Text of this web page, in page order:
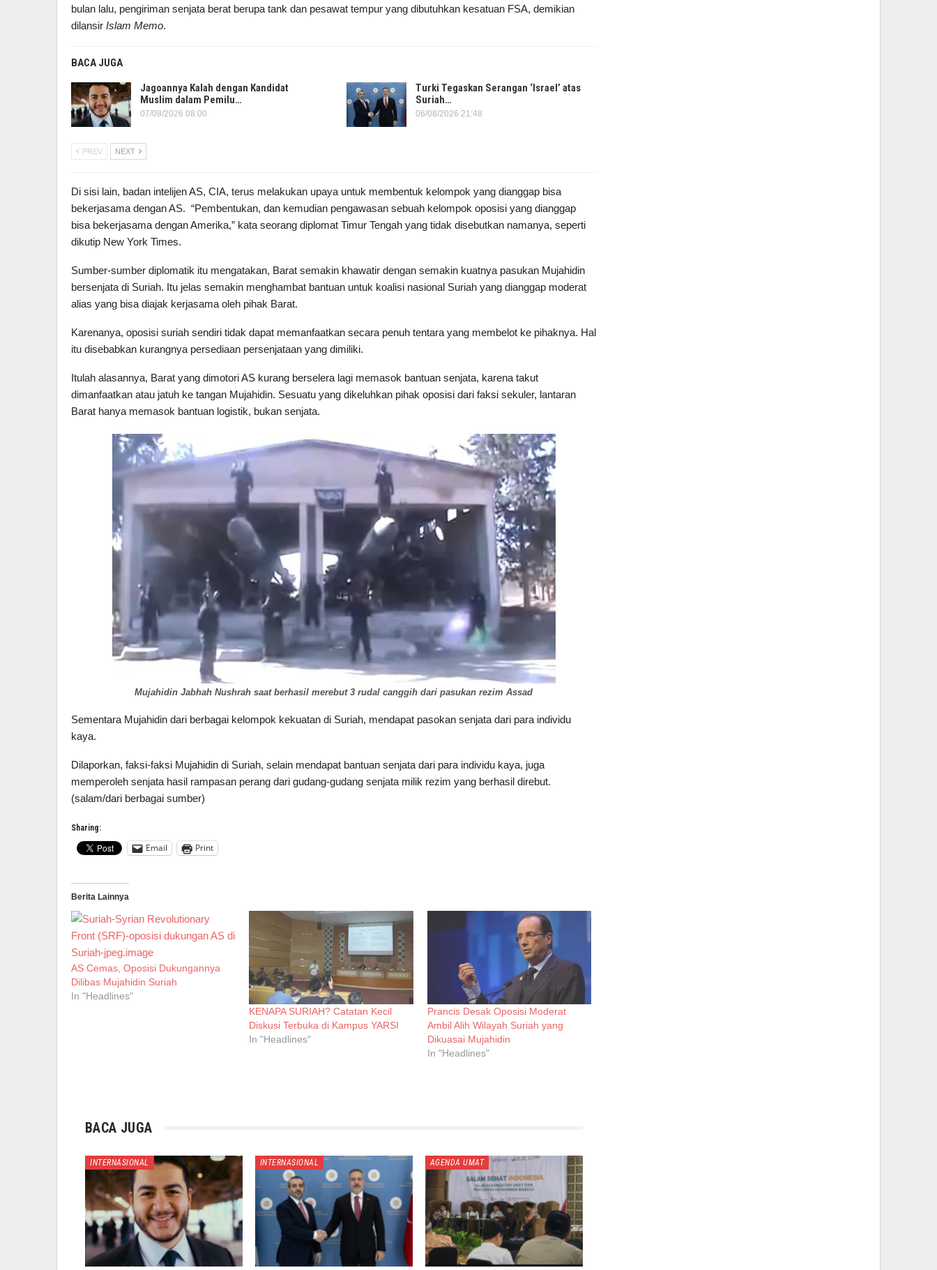
bulan lalu, pengiriman senjata berat berupa tank dan pesawat tempur yang dibutuhkan kesatuan FSA, demikian
dilansir Islam Memo.
BACA JUGA
Jagoannya Kalah dengan Kandidat
Muslim dalam Pemilu…
07/08/2026 08:00
Turki Tegaskan Serangan ‘Israel’ atas
Suriah…
06/08/2026 21:48
PREV NEXT
Di sisi lain, badan intelijen AS, CIA, terus melakukan upaya untuk membentuk kelompok yang dianggap bisa
bekerjasama dengan AS. “Pembentukan, dan kemudian pengawasan sebuah kelompok oposisi yang dianggap
bisa bekerjasama dengan Amerika,” kata seorang diplomat Timur Tengah yang tidak disebutkan namanya, seperti
dikutip New York Times.
Sumber-sumber diplomatik itu mengatakan, Barat semakin khawatir dengan semakin kuatnya pasukan Mujahidin
bersenjata di Suriah. Itu jelas semakin menghambat bantuan untuk koalisi nasional Suriah yang dianggap moderat
alias yang bisa diajak kerjasama oleh pihak Barat.
Karenanya, oposisi suriah sendiri tidak dapat memanfaatkan secara penuh tentara yang membelot ke pihaknya. Hal
itu disebabkan kurangnya persediaan persenjataan yang dimiliki.
Itulah alasannya, Barat yang dimotori AS kurang berselera lagi memasok bantuan senjata, karena takut
dimanfaatkan atau jatuh ke tangan Mujahidin. Sesuatu yang dikeluhkan pihak oposisi dari faksi sekuler, lantaran
Barat hanya memasok bantuan logistik, bukan senjata.
Mujahidin Jabhah Nushrah saat berhasil merebut 3 rudal canggih dari pasukan rezim Assad
Sementara Mujahidin dari berbagai kelompok kekuatan di Suriah, mendapat pasokan senjata dari para individu
kaya.
Dilaporkan, faksi-faksi Mujahidin di Suriah, selain mendapat bantuan senjata dari para individu kaya, juga
memperoleh senjata hasil rampasan perang dari gudang-gudang senjata milik rezim yang berhasil direbut.
(salam/dari berbagai sumber)
Sharing:
Email Print
Berita Lainnya
AS Cemas, Oposisi Dukungannya
Dilibas Mujahidin Suriah
In "Headlines"
KENAPA SURIAH? Catatan Kecil
Diskusi Terbuka di Kampus YARSI
In "Headlines"
Prancis Desak Oposisi Moderat
Ambil Alih Wilayah Suriah yang
Dikuasai Mujahidin
In "Headlines"
BACA JUGA
INTERNASIONAL INTERNASIONAL AGENDA UMAT